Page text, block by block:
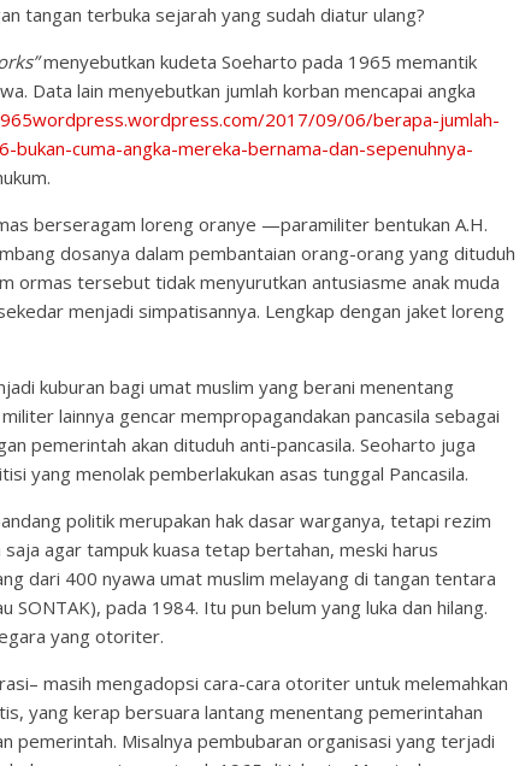
tangan terbuka sejarah yang sudah diatur ulang?
menyebutkan kudeta Soeharto pada 1965 memantik
Data lain menyebutkan jumlah korban mencapai angka
2017/09/06/berapa-jumlah-
cuma-angka-mereka-bernama-dan-sepenuhnya-
berseragam loreng oranye —paramiliter bentukan A.H.
dosanya dalam pembantaian orang-orang yang dituduh
ormas tersebut tidak menyurutkan antusiasme anak muda
menjadi simpatisannya. Lengkap dengan jaket loreng
kuburan bagi umat muslim yang berani menentang
lainnya gencar mempropagandakan pancasila sebagai
pemerintah akan dituduh anti-pancasila. Seoharto juga
yang menolak pemberlakukan asas tunggal Pancasila.
politik merupakan hak dasar warganya, tetapi rezim
agar tampuk kuasa tetap bertahan, meski harus
dari 400 nyawa umat muslim melayang di tangan tentara
pada 1984. Itu pun belum yang luka dan hilang.
yang otoriter.
masih mengadopsi cara-cara otoriter untuk melemahkan
yang kerap bersuara lantang menentang pemerintahan
pemerintah. Misalnya pembubaran organisasi yang terjadi